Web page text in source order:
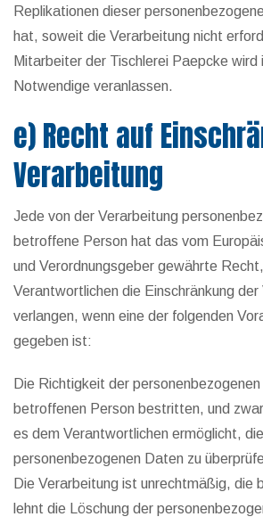
Replikationen dieser
hat, soweit die Verarbeitung nicht
Mitarbeiter der Tischlerei Paepcke wird
Notwendige veranlassen.
e) Recht auf
Verarbeitung
Jede von der Verarbeitung
betroffene Person hat das vom
und Verordnungsgeber gewährte
Verantwortlichen die Einschränkung der
verlangen, wenn eine der folgenden
gegeben ist:
Die Richtigkeit der
betroffenen Person bestritten, und
es dem Verantwortlichen ermöglicht,
personenbezogenen Daten zu
Die Verarbeitung ist unrechtmäßig, die
lehnt die Löschung der